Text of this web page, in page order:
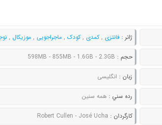
ژانر :فانتزی ,کمدی ,کودک ,ماجراجویی ,موزیکال ,
حجم : 598MB - 855MB - 1.6GB - 2.3GB
زبان : انگلیسی
رده سني :همه سنین
کارگردان : Robert Cullen - José Ucha